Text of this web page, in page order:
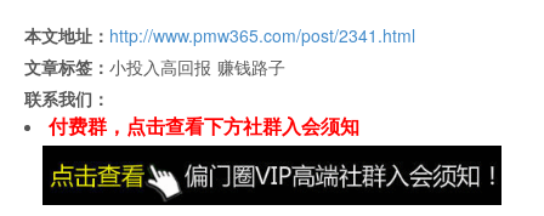
本文地址： http://www.pmw365.com/post/2341.html
文章标签： 小投入高回报 赚钱路子
联系我们：
付费群，点击查看下方社群入会须知